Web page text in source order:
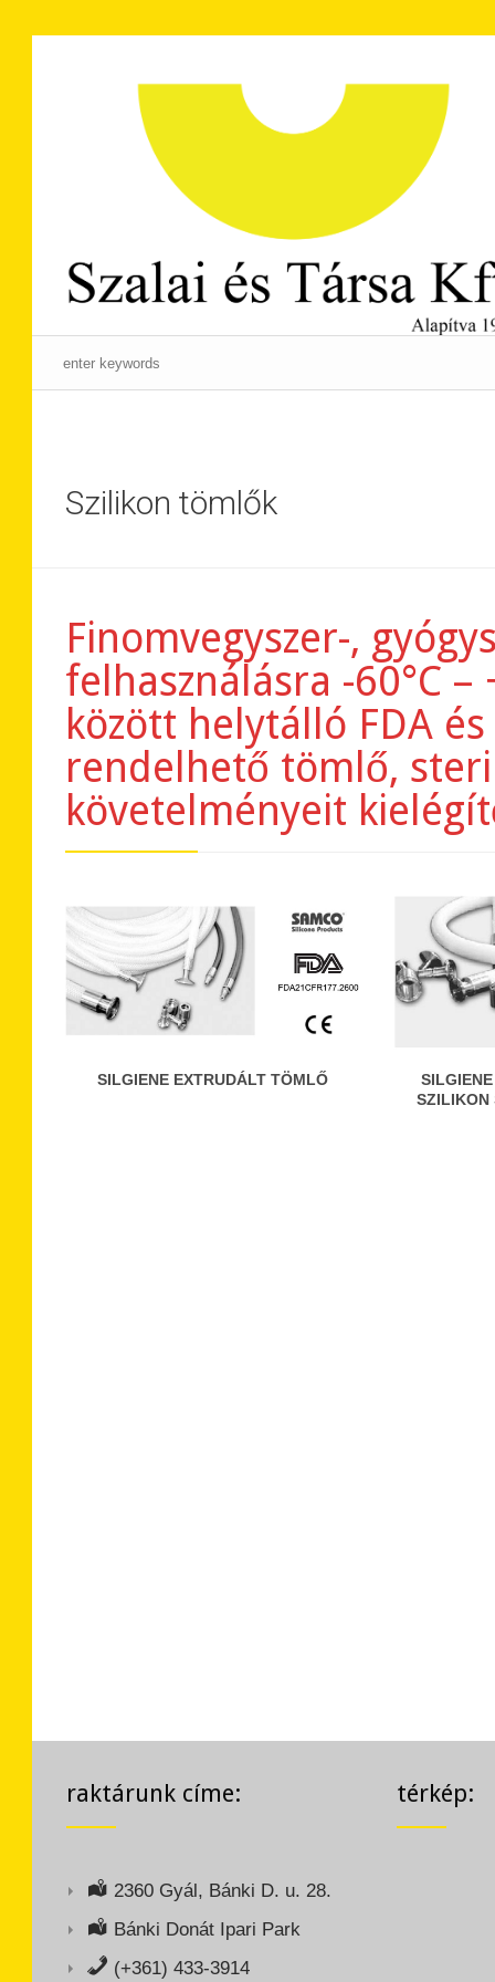
Szilikon tömlők
Finomvegyszer-,
felhasználásra -60°C
között helytálló FDA
rendelhető tömlő,
követelményeit
SILGIENE EXTRUDÁLT TÖMLŐ
SZILIKON
raktárunk címe:
2360 Gyál, Bánki D. u. 28.
Bánki Donát Ipari Park
(+361) 433-3914
térkép: